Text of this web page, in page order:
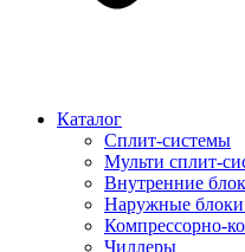
Каталог
Сплит-системы
Мульти сплит-
Внутренние
Наружные
Компрессорно-
Чиллеры